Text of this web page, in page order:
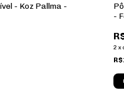
- Koz Pallma -
-
2 x